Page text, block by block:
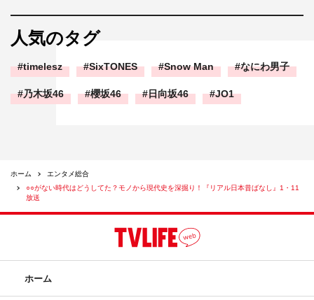
人気のタグ
timelesz SixTONES Snow Man なにわ男子
乃木坂46 櫻坂46 日向坂46 JO1
ホーム
エンタメ総合
○○がない時代はどうしてた？モノから現代史を深掘り！『リアル日本昔ばなし』1・11
放送
ホーム